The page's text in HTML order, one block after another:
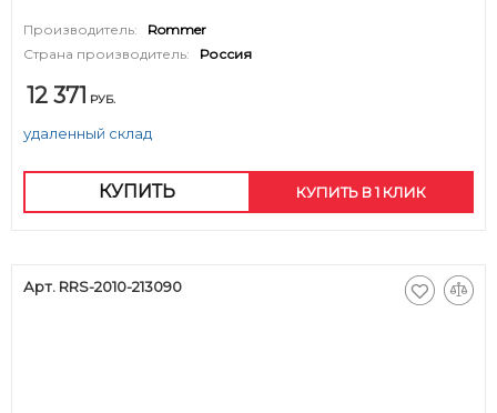
Производитель:
Rommer
Страна производитель:
Россия
12 371 РУБ.
удаленный склад
КУПИТЬ КУПИТЬ В 1 КЛИК
Арт. RRS-2010-213090